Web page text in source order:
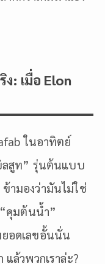
: เมื่อ Elon
ในอาทิตย์
ลสูท” รุ่นต้นแบบ
ามองว่ามันไม่ใช่
คุมต้นน้ำ”
อดเลขอั้นนั่น
ล้วพวกเราล่ะ?